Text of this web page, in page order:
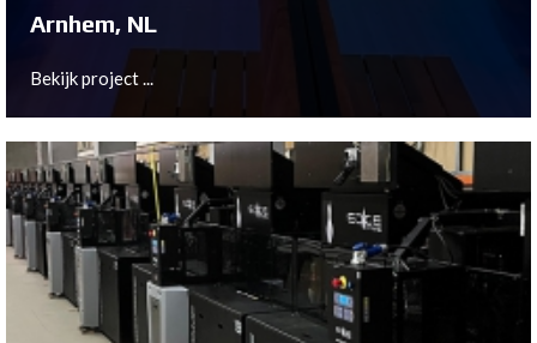
Arnhem, NL
Bekijk project ...